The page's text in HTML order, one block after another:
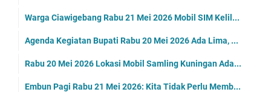
Warga Ciawigebang Rabu 21 Mei 2026 Mobil SIM Kelil...
Agenda Kegiatan Bupati Rabu 20 Mei 2026 Ada Lima, ...
Rabu 20 Mei 2026 Lokasi Mobil Samling Kuningan Ada...
Embun Pagi Rabu 21 Mei 2026: Kita Tidak Perlu Memb...